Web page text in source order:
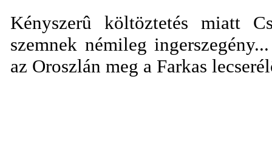
Kényszerû költöztetés miatt
szemnek némileg
az Oroszlán meg a Farkas